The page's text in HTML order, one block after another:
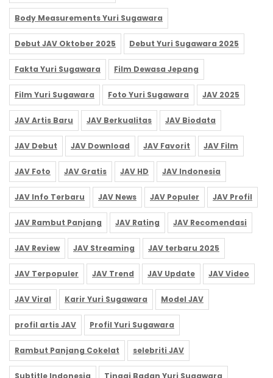
Body Measurements Yuri Sugawara
Debut JAV Oktober 2025 Debut Yuri Sugawara 2025
Fakta Yuri Sugawara Film Dewasa Jepang
Film Yuri Sugawara Foto Yuri Sugawara JAV 2025
JAV Artis Baru JAV Berkualitas JAV Biodata
JAV Debut JAV Download JAV Favorit JAV Film
JAV Foto JAV Gratis JAV HD JAV Indonesia
JAV Info Terbaru JAV News JAV Populer JAV Profil
JAV Rambut Panjang JAV Rating JAV Recomendasi
JAV Review JAV Streaming JAV terbaru 2025
JAV Terpopuler JAV Trend JAV Update JAV Video
JAV Viral Karir Yuri Sugawara Model JAV
profil artis JAV Profil Yuri Sugawara
Rambut Panjang Cokelat selebriti JAV
Subtitle Indonesia Tinggi Badan Yuri Sugawara